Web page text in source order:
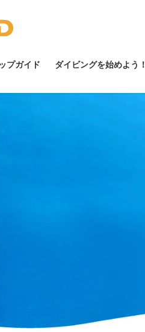
プガイド ダイビングを始めよう！